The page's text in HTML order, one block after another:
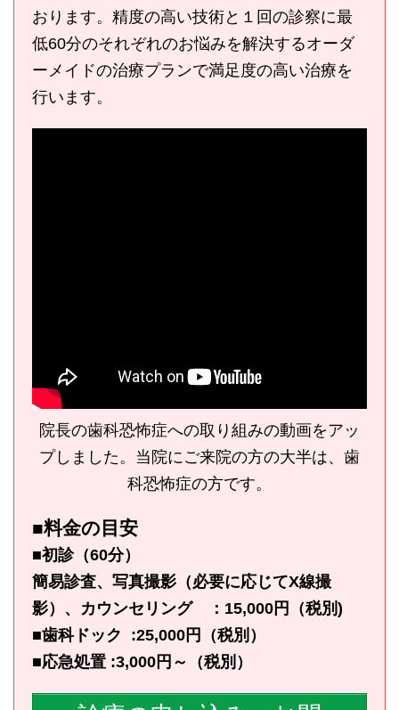
おります。精度の高い技術と１回の診察に最
低60分のそれぞれのお悩みを解決するオーダ
ーメイドの治療プランで満足度の高い治療を
行います。
院長の歯科恐怖症への取り組みの動画をアッ
プしました。当院にご来院の方の大半は、歯
科恐怖症の方です。
■料金の目安
■初診（60分）
簡易診査、写真撮影（必要に応じてX線撮
影）、カウンセリング ：15,000円（税別)
■歯科ドック :25,000円（税別）
■応急処置 :3,000円～（税別）